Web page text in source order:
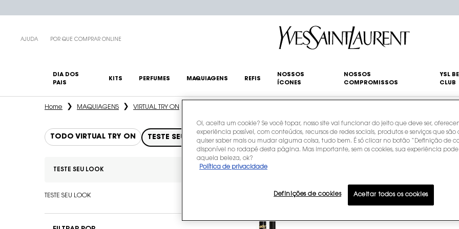
AJUDA POR QUE COMPRAR ONLINE
DIA DOS
PAIS
KITS PERFUMES MAQUIAGENS REFIS
NOSSOS
ÍCONES
NOSSOS
COMPROMISSOS
YSL
CLUB
Home
MAQUIAGENS VIRTUAL TRY ON
TODO VIRTUAL TRY ON TESTE SEU LOOK
TESTE SEU LOOK
TESTE SEU LOOK
Oi, aceita um cookie? Se você topar, nosso site vai funcionar do jeito que deve ser,
experiência possível, com conteúdos, recursos de redes sociais, produtos e serviços que são
quiser saber mais ou mudar alguma coisa, tudo bem. É só clicar no botão “Definição de
disponível no rodapé desta página. Mas importante, sem os cookies, sua experiência pode
aquela beleza, ok?
Política de privacidade
Definições de cookies Aceitar todos os cookies